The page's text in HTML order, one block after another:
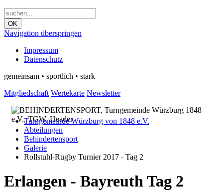
OK
Navigation überspringen
Impressum
Datenschutz
gemeinsam • sportlich • stark
Mitgliedschaft Wertekarte Newsletter
Turngemeinde Würzburg von 1848 e.V.
Abteilungen
Behindertensport
Galerie
Rollstuhl-Rugby Turnier 2017 - Tag 2
Erlangen - Bayreuth Tag 2